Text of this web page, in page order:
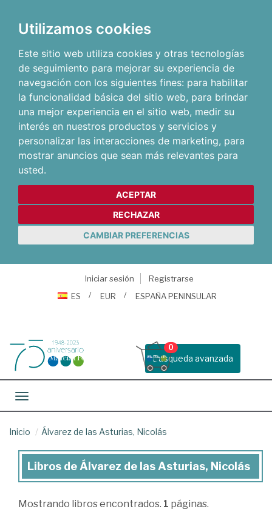
Utilizamos cookies
Este sitio web utiliza cookies y otras tecnologías
de seguimiento para mejorar su experiencia de
navegación con los siguientes fines: para habilitar
la funcionalidad básica del sitio web, para brindar
una mejor experiencia en el sitio web, medir su
interés en nuestros productos y servicios y
personalizar las interacciones de marketing, para
mostrar anuncios que sean más relevantes para
usted.
ACEPTAR
RECHAZAR
CAMBIAR PREFERENCIAS
Iniciar sesión
Registrarse
ES
EUR ESPAÑA PENINSULAR
Busqueda avanzada
0
Toggle navigation
Inicio Álvarez de las Asturias, Nicolás
Libros
Álvarez
Libros de Álvarez de las Asturias, Nicolás
Mostrando libros encontrados. 1 páginas.